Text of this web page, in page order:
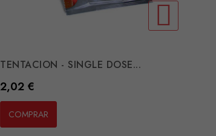
TENTACION - SINGLE DOSE...
Preço
2,02 €
COMPRAR